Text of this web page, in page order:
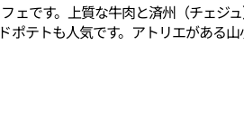
です。上質な牛肉と済州（チェジ
テトも人気です。アトリエがある